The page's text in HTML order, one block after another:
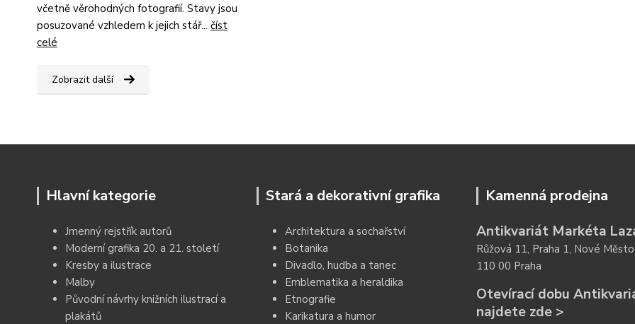
včetně věrohodných fotografií. Stavy jsou
posuzované vzhledem k jejich stář... číst
celé
Zobrazit další
Hlavní kategorie
Jmenný rejstřík autorů
Moderní grafika 20. a 21. století
Kresby a ilustrace
Malby
Původní návrhy knižních ilustrací a
plakátů
Stará a dekorativní grafika
Architektura a sochařství
Botanika
Divadlo, hudba a tanec
Emblematika a heraldika
Etnografie
Karikatura a humor
Kamenná prodejna
Antikvariát Markéta
Růžová 11, Praha 1, Nové Město
110 00 Praha
Otevírací dobu
najdete zde >